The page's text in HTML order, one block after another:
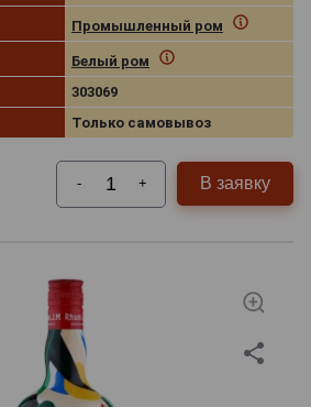
Промышленный ром
Белый ром
303069
Только самовывоз
- + В заявку